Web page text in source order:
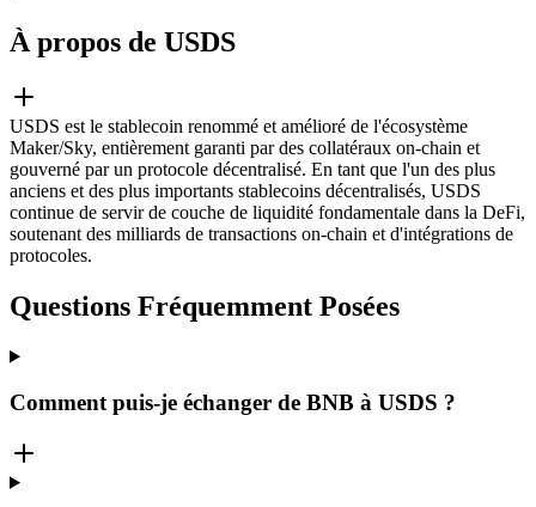
À propos de USDS
USDS est le stablecoin renommé et amélioré de l'écosystème
Maker/Sky, entièrement garanti par des collatéraux on-chain et
gouverné par un protocole décentralisé. En tant que l'un des plus
anciens et des plus importants stablecoins décentralisés, USDS
continue de servir de couche de liquidité fondamentale dans la DeFi,
soutenant des milliards de transactions on-chain et d'intégrations de
protocoles.
Questions Fréquemment Posées
Comment puis-je échanger de BNB à USDS ?